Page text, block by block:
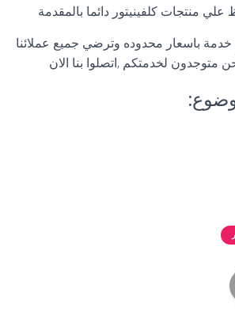
منتجات كلفينيتور دائما بالمقدمة
خدمة باسعار محدوده وترضي جميع عملائنا
متوجدون لخدمتكم ,اتصلوا بنا الان